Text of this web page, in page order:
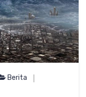
Berita